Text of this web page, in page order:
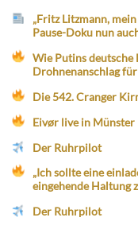
„Fritz Litzmann,
Pause-Doku nun
Wie Putins deutsche
Drohnenanschlag
Die 542. Cranger
Eivør live in Münster
Der Ruhrpilot
„Ich sollte eine
eingehende Haltung
Der Ruhrpilot